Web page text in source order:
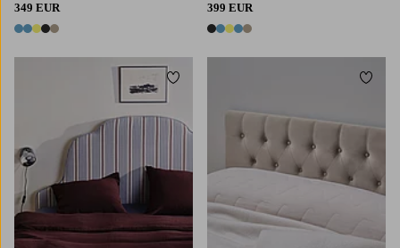
349 EUR
5 värejä
399 EUR
5 värejä
Lisää suosikkeihin Lisää